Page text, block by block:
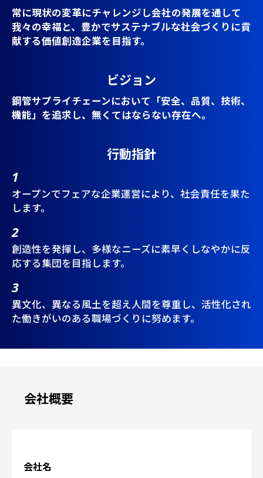
常に現状の変革にチャレンジし会社の発展を通して
我々の幸福と、 豊かでサステナブルな社会づくりに貢
献する価値創造企業を目指す。
ビジョン
鋼管サプライチェーンにおいて「安全、品質、技術、
機能」を追求し、 無くてはならない存在へ。
行動指針
オープンでフェアな企業運営により、社会責任を果た
します。
創造性を発揮し、多様なニーズに素早くしなやかに反
応する集団を目指します。
異文化、異なる風土を超え人間を尊重し、活性化され
た働きがいのある職場づくりに努めます。
会社概要
会社名